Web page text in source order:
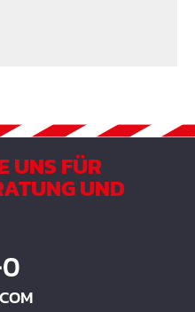
UNS FÜR
UND